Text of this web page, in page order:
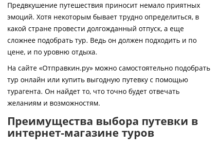
Страны
Как купить
Контакты
Предвкушение путешествия приносит немало приятных
эмоций. Хотя некоторым бывает трудно определиться, в
какой стране провести долгожданный отпуск, а еще
сложнее подобрать тур. Ведь он должен подходить и по
цене, и по уровню отдыха.
На сайте «Отправкин.ру» можно самостоятельно подобрать
тур онлайн или купить выгодную путевку с помощью
турагента. Он найдет то, что точно будет отвечать
желаниям и возможностям.
Преимущества выбора путевки в
интернет-магазине туров